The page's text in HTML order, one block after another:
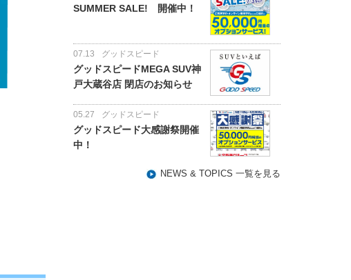
SUMMER SALE! 開催中！
07.13 グッドスピード
グッドスピードMEGA SUV神
戸大蔵谷店 閉店のお知らせ
05.27 グッドスピード
グッドスピード大感謝祭開催
中！
NEWS & TOPICS 一覧を見る